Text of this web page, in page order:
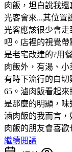
肉飯，坦白說我
光客會來...其位置
光客應該很少會
吧。店裡的視覺
是老宅改建的?用
肉飯外，有湯、
有時下流行的白切
65。滷肉飯看起
是那麼的明顯，
滷肉飯的我而言
肉飯的朋友會喜歡
繼續閱讀